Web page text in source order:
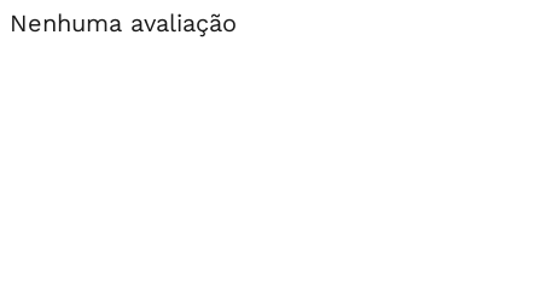
Nenhuma avaliação